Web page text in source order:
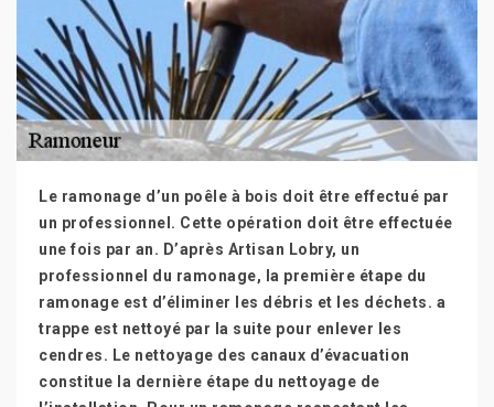
Le ramonage d’un poêle à bois doit être effectué par
un professionnel. Cette opération doit être effectuée
une fois par an. D’après Artisan Lobry, un
professionnel du ramonage, la première étape du
ramonage est d’éliminer les débris et les déchets. a
trappe est nettoyé par la suite pour enlever les
cendres. Le nettoyage des canaux d’évacuation
constitue la dernière étape du nettoyage de